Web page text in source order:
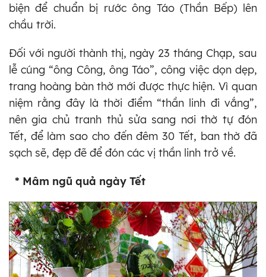
biện để chuẩn bị rước ông Táo (Thần Bếp) lên
chầu trời.
Đối với người thành thị, ngày 23 tháng Chạp, sau
lễ cúng “ông Công, ông Táo”, công việc dọn dẹp,
trang hoàng bàn thờ mới được thực hiện. Vì quan
niệm rằng đây là thời điểm “thần linh đi vắng”,
nên gia chủ tranh thủ sửa sang nơi thờ tự đón
Tết, để làm sao cho đến đêm 30 Tết, ban thờ đã
sạch sẽ, đẹp đẽ để đón các vị thần linh trở về.
* Mâm ngũ quả ngày Tết